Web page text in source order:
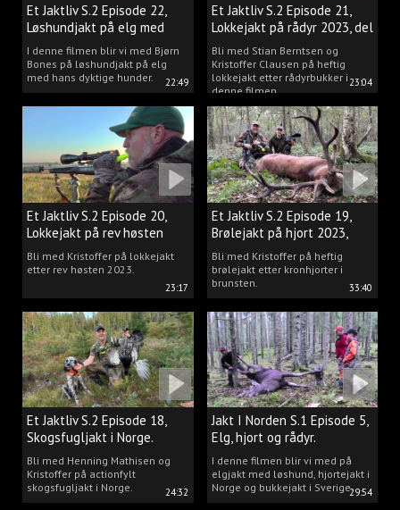
22:49
Et Jaktliv S.2 Episode 22,
Løshundjakt på elg med
Bjørn Bones
I denne filmen blir vi med Bjørn
Bones på løshundjakt på elg
med hans dyktige hunder.
23:04
Et Jaktliv S.2 Episode 21,
Lokkejakt på rådyr 2023, del
3.
Bli med Stian Berntsen og
Kristoffer Clausen på heftig
lokkejakt etter rådyrbukker i
denne filmen.
23:17
Et Jaktliv S.2 Episode 20,
Lokkejakt på rev høsten
2023.
Bli med Kristoffer på lokkejakt
etter rev høsten 2023.
33:40
Et Jaktliv S.2 Episode 19,
Brølejakt på hjort 2023,
del.1
Bli med Kristoffer på heftig
brølejakt etter kronhjorter i
brunsten.
24:32
Et Jaktliv S.2 Episode 18,
Skogsfugljakt i Norge.
Bli med Henning Mathisen og
Kristoffer på actionfylt
skogsfugljakt i Norge.
29:54
Jakt I Norden S.1 Episode 5,
Elg, hjort og rådyr.
I denne filmen blir vi med på
elgjakt med løshund, hjortejakt i
Norge og bukkejakt i Sverige.